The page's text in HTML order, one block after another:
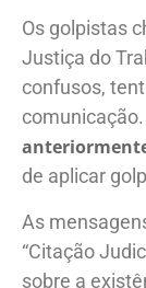
Os golpistas
Justiça do
confusos,
comunicação.
de aplicar
As
“Citação
sobre a